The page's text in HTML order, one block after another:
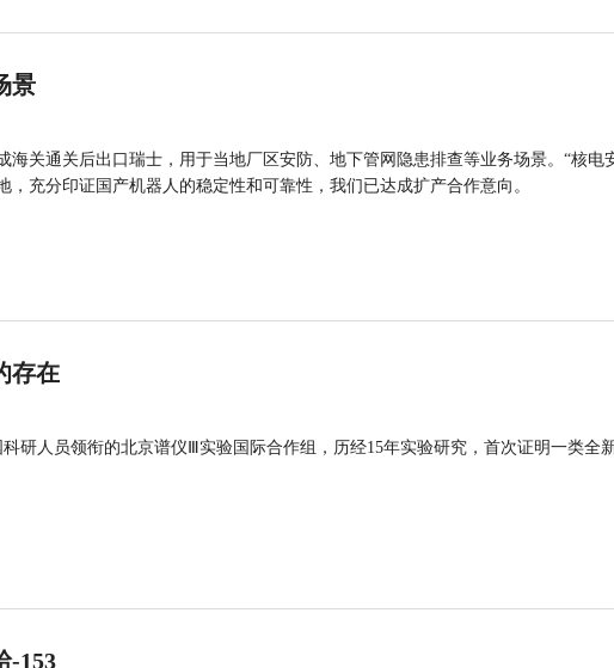
景
海关通关后出口瑞士，用于当地厂区安防、地下管网隐患排查等业务场景。“核电
充分印证国产机器人的稳定性和可靠性，我们已达成扩产合作意向。
存在
研人员领衔的北京谱仪Ⅲ实验国际合作组，历经15年实验研究，首次证明一类全
-153